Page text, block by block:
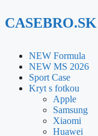
CASEBRO.SK
NEW Formula
NEW MS 2026
Sport Case
Kryt s fotkou
Apple
Samsung
Xiaomi
Huawei